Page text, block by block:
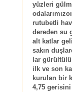
yüzleri
rutubetli
dereden su
alt katlar
sakın
lar gürültülü
ilk ve son
kurulan bir
4,75 gerisini